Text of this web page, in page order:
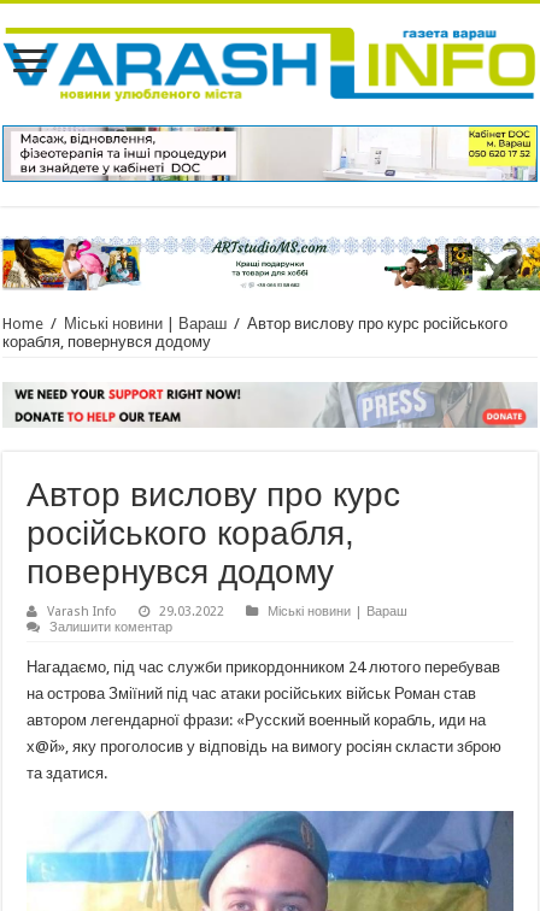
Home / Міські новини | Вараш / Автор вислову про курс російського
корабля, повернувся додому
Автор вислову про курс
російського корабля,
повернувся додому
Varash Info 29.03.2022
Міські новини | Вараш
Залишити коментар
Нагадаємо, під час служби прикордонником 24 лютого перебував
на острова Зміїний під час атаки російських військ Роман став
автором легендарної фрази: «Русский военный корабль, иди на
х@й», яку проголосив у відповідь на вимогу росіян скласти зброю
та здатися.